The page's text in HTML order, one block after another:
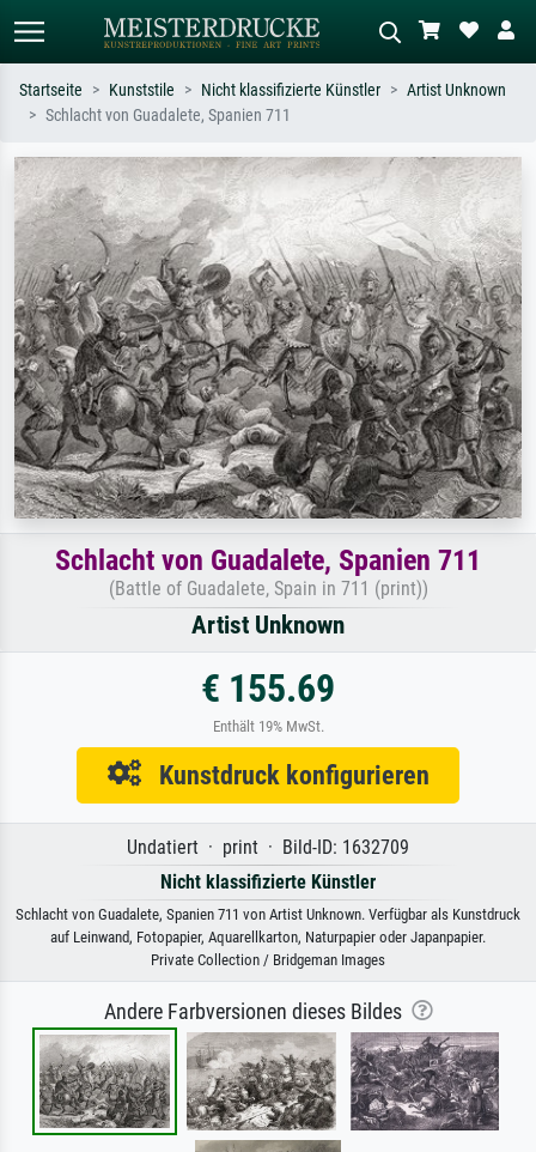
Suchen Sie nach Künstlern, Werktiteln
oder Stilen – z.B. Monet,
Sternennacht, Impressionismus, Welle
Hokusai, Akt.
Beschreiben Sie die Szene – z.B. Grüne
Wiese, Abstrakt mit viel Rot, Dunkles
Ölgemälde, Stehender Akt neben einem
Baum.
Startseite Kunststile Nicht klassifizierte Künstler
Artist Unknown
Schlacht von Guadalete, Spanien 711
Schlacht von Guadalete, Spanien 711
(Battle of Guadalete, Spain in 711 (print))
Artist Unknown
€ 155.69
Enthält 19% MwSt.
Kunstdruck konfigurieren
Undatiert · print · Bild-ID: 1632709
Nicht klassifizierte Künstler
Schlacht von Guadalete, Spanien 711 von Artist Unknown. Verfügbar als Kunstdruck
auf Leinwand, Fotopapier, Aquarellkarton, Naturpapier oder Japanpapier.
Private Collection / Bridgeman Images
Andere Farbversionen dieses Bildes